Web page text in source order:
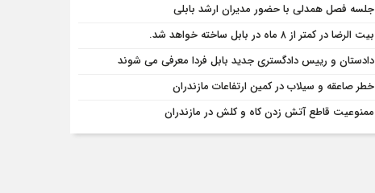
جلسه فصل همدلی با حضور مدیران ارشد بابلی
بیت الرضا در کمتر از ۸ ماه در بابل ساخته خواهد شد.
دادستان و رییس دادگستری جدید بابل فردا معرفی می شوند
خطر صاعقه و سیلاب در کمین ارتفاعات مازندران
ممنوعیت قاطع آتش زدن کاه و کلش در مازندران